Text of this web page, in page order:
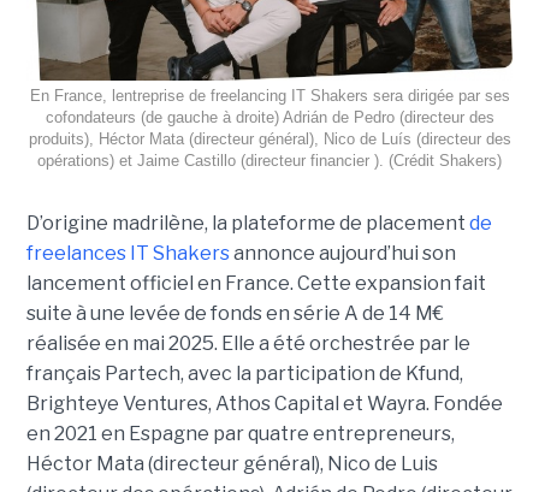
En France, lentreprise de freelancing IT Shakers sera dirigée par ses
cofondateurs (de gauche à droite) Adrián de Pedro (directeur des
produits), Héctor Mata (directeur général), Nico de Luís (directeur des
opérations) et Jaime Castillo (directeur financier ). (Crédit Shakers)
D’origine madrilène, la plateforme de placement de
freelances IT Shakersannonce aujourd’hui son
lancement officiel en France. Cette expansion fait
suite à une levée de fonds en série A de 14 M€
réalisée en mai 2025. Elle a été orchestrée par le
français Partech, avec la participation de Kfund,
Brighteye Ventures, Athos Capital et Wayra. Fondée
en 2021 en Espagne par quatre entrepreneurs,
Héctor Mata (directeur général), Nico de Luis